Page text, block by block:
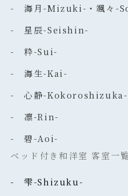
- 海月-Mizuki-・颯々-
- 星辰-Seishin-
- 粋-Sui-
- 海生-Kai-
- 心静-Kokoroshizuka-
- 凛-Rin-
- 碧-Aoi-
ベッド付き和洋室 客室一覧
- 雫-Shizuku-